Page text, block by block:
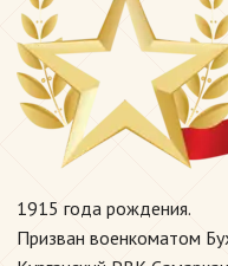
1915 года рождения.
Призван военкоматом